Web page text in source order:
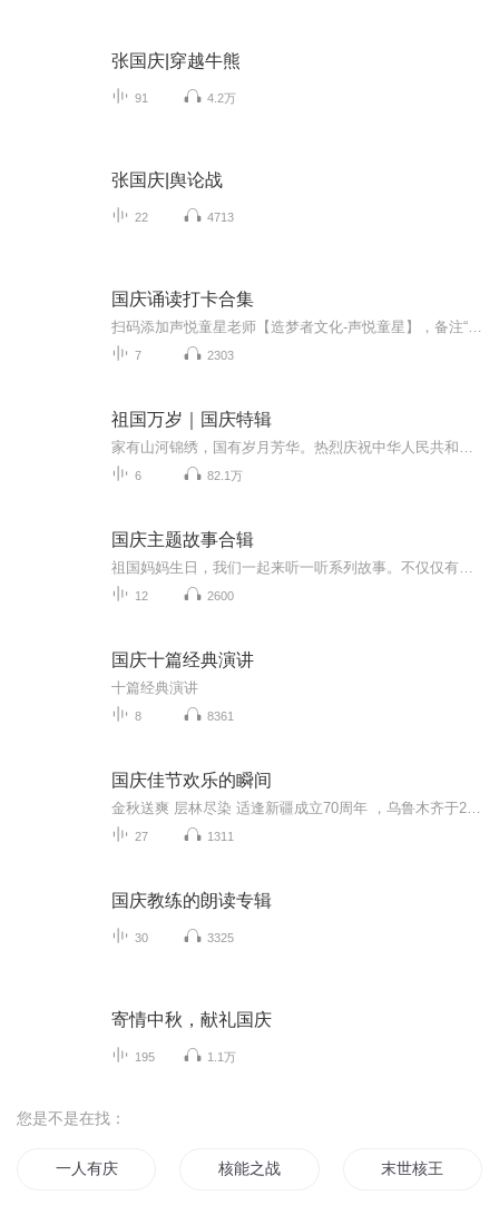
张国庆|穿越牛熊
91 4.2万
张国庆|舆论战
22 4713
国庆诵读打卡合集
7 2303
祖国万岁｜国庆特辑
6 82.1万
国庆主题故事合辑
12 2600
国庆十篇经典演讲
十篇经典演讲
8 8361
国庆佳节欢乐的瞬间
27 1311
国庆教练的朗读专辑
30 3325
寄情中秋，献礼国庆
195 1.1万
您是不是在找：
一人有庆 核能之战 末世核王